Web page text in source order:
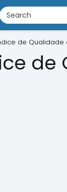
de Qualidade